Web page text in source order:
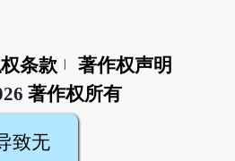
条款
著作权声明
著作权所有
致无